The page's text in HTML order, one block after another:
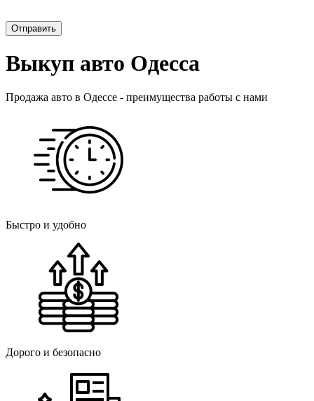
Выкуп авто Одесса
Продажа авто в Одессе - преимущества работы с нами
Быстро и удобно
Дорого и безопасно